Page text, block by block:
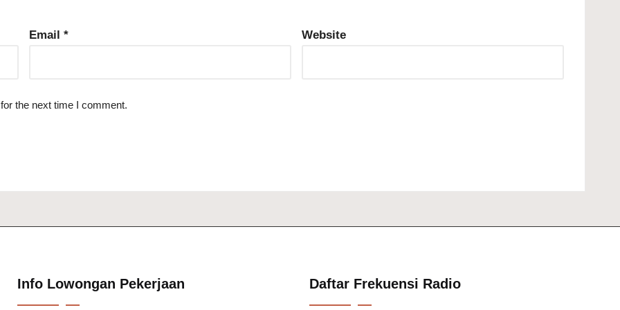
Email * Website
the next time I comment.
Info Lowongan Pekerjaan Daftar Frekuensi Radio